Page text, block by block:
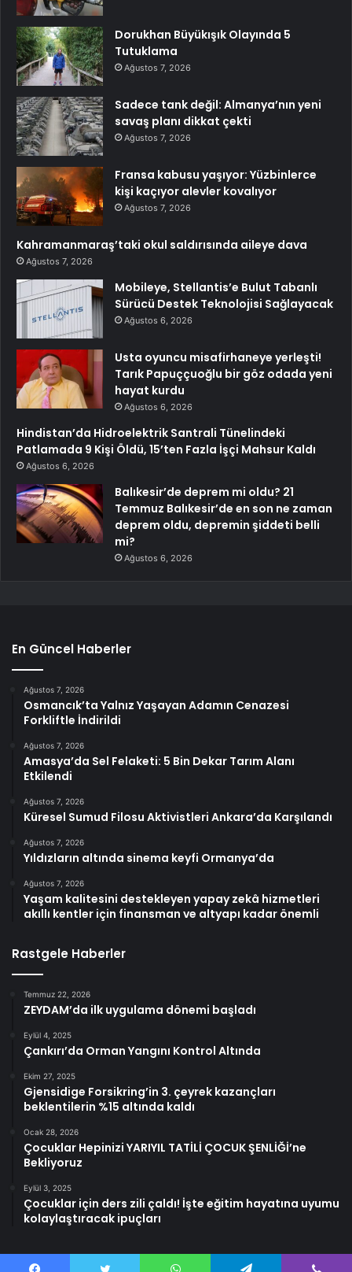
Dorukhan Büyükışık Olayında 5
Tutuklama
Ağustos 7, 2026
Sadece tank değil: Almanya’nın yeni
savaş planı dikkat çekti
Ağustos 7, 2026
Fransa kabusu yaşıyor: Yüzbinlerce
kişi kaçıyor alevler kovalıyor
Ağustos 7, 2026
Kahramanmaraş’taki okul saldırısında aileye dava
Ağustos 7, 2026
Mobileye, Stellantis’e Bulut Tabanlı
Sürücü Destek Teknolojisi Sağlayacak
Ağustos 6, 2026
Usta oyuncu misafirhaneye yerleşti!
Tarık Papuççuoğlu bir göz odada yeni
hayat kurdu
Ağustos 6, 2026
Hindistan’da Hidroelektrik Santrali Tünelindeki
Patlamada 9 Kişi Öldü, 15’ten Fazla İşçi Mahsur Kaldı
Ağustos 6, 2026
Balıkesir’de deprem mi oldu? 21
Temmuz Balıkesir’de en son ne zaman
deprem oldu, depremin şiddeti belli
mi?
Ağustos 6, 2026
En Güncel Haberler
Ağustos 7, 2026
Osmancık’ta Yalnız Yaşayan Adamın Cenazesi
Forkliftle İndirildi
Ağustos 7, 2026
Amasya’da Sel Felaketi: 5 Bin Dekar Tarım Alanı
Etkilendi
Ağustos 7, 2026
Küresel Sumud Filosu Aktivistleri Ankara’da Karşılandı
Ağustos 7, 2026
Yıldızların altında sinema keyfi Ormanya’da
Ağustos 7, 2026
Yaşam kalitesini destekleyen yapay zekâ hizmetleri
akıllı kentler için finansman ve altyapı kadar önemli
Rastgele Haberler
Temmuz 22, 2026
ZEYDAM’da ilk uygulama dönemi başladı
Eylül 4, 2025
Çankırı’da Orman Yangını Kontrol Altında
Ekim 27, 2025
Gjensidige Forsikring’in 3. çeyrek kazançları
beklentilerin %15 altında kaldı
Ocak 28, 2026
Çocuklar Hepinizi YARIYIL TATİLİ ÇOCUK ŞENLİĞİ’ne
Bekliyoruz
Eylül 3, 2025
Çocuklar için ders zili çaldı! İşte eğitim hayatına uyumu
kolaylaştıracak ipuçları